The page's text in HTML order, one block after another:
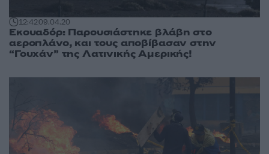
12:4209.04.20
Εκουαδόρ: Παρουσιάστηκε βλάβη στο
αεροπλάνο, και τους αποβίβασαν στην
“Γουχάν” της Λατινικής Αμερικής!